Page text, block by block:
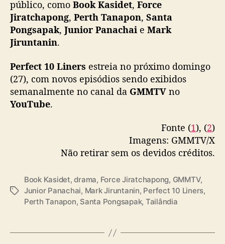
e
m
n
o
d
r
a
n
i
r
s
i
สายรหัสเทวดา Perfect 10 Liners ⚙️🪽
ทุกวันอาทิตย์ เวลา 20:30 น. ทางช่อง GMM25
และรับชมพร้อมกันทาง Youtube : GMMTV…
— GMMTV (@GMMTV) October 23, 2024
público, como Book Kasidet, Force
Jiratchapong, Perth Tanapon, Santa
Pongsapak, Junior Panachai e Mark
Jiruntanin.
Perfect 10 Liners estreia no próximo domingo
(27), com novos episódios sendo exibidos
semanalmente no canal da GMMTV no
YouTube.
Fonte (1), (2)
Imagens: GMMTV/X
Não retirar sem os devidos créditos.
T
Book Kasidet,drama, Force Jiratchapong, GMMTV,
Junior Panachai, Mark Jiruntanin, Perfect 10 Liners,
Perth Tanapon, Santa Pongsapak, Tailândia